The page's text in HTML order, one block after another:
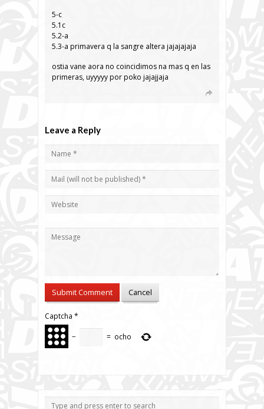
5-c
5.1c
5.2-a
5.3-a primavera q la sangre altera jajajajaja
ostia vane aora no coincidimos na mas q en las
primeras, uyyyyy por poko jajajjaja
Leave a Reply
Captcha *
− = ocho